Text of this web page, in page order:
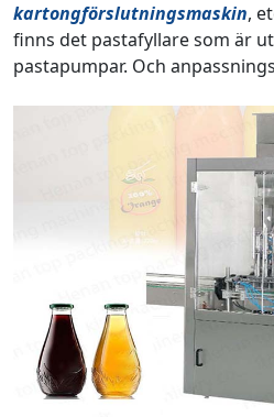
kartongförslutningsmaskin,
finns det pastafyllare som är
pastapumpar. Och